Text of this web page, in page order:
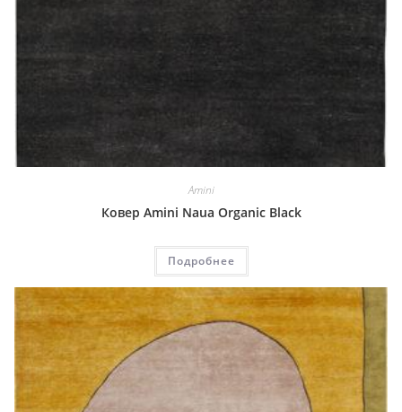
Amini
Ковер Amini Naua Organic Black
Подробнее